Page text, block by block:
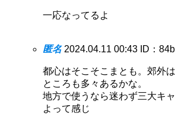
一応なってるよ
匿名 2024.04.11 00:43 ID：
都心はそこそこまとも。郊外
ところも多々あるかな。
地方で使うなら迷わず三大キ
よって感じ